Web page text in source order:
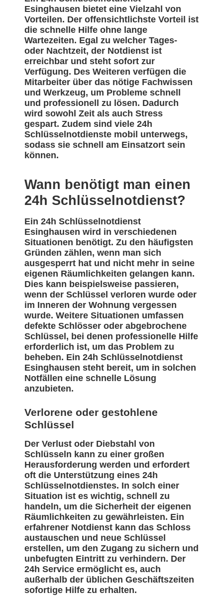
Esinghausen bietet eine Vielzahl von
Vorteilen. Der offensichtlichste Vorteil ist
die schnelle Hilfe ohne lange
Wartezeiten. Egal zu welcher Tages-
oder Nachtzeit, der Notdienst ist
erreichbar und steht sofort zur
Verfügung. Des Weiteren verfügen die
Mitarbeiter über das nötige Fachwissen
und Werkzeug, um Probleme schnell
und professionell zu lösen. Dadurch
wird sowohl Zeit als auch Stress
gespart. Zudem sind viele 24h
Schlüsselnotdienste mobil unterwegs,
sodass sie schnell am Einsatzort sein
können.
Wann benötigt man einen
24h Schlüsselnotdienst?
Ein 24h Schlüsselnotdienst
Esinghausen wird in verschiedenen
Situationen benötigt. Zu den häufigsten
Gründen zählen, wenn man sich
ausgesperrt hat und nicht mehr in seine
eigenen Räumlichkeiten gelangen kann.
Dies kann beispielsweise passieren,
wenn der Schlüssel verloren wurde oder
im Inneren der Wohnung vergessen
wurde. Weitere Situationen umfassen
defekte Schlösser oder abgebrochene
Schlüssel, bei denen professionelle Hilfe
erforderlich ist, um das Problem zu
beheben. Ein 24h Schlüsselnotdienst
Esinghausen steht bereit, um in solchen
Notfällen eine schnelle Lösung
anzubieten.
Verlorene oder gestohlene
Schlüssel
Der Verlust oder Diebstahl von
Schlüsseln kann zu einer großen
Herausforderung werden und erfordert
oft die Unterstützung eines 24h
Schlüsselnotdienstes. In solch einer
Situation ist es wichtig, schnell zu
handeln, um die Sicherheit der eigenen
Räumlichkeiten zu gewährleisten. Ein
erfahrener Notdienst kann das Schloss
austauschen und neue Schlüssel
erstellen, um den Zugang zu sichern und
unbefugten Eintritt zu verhindern. Der
24h Service ermöglicht es, auch
außerhalb der üblichen Geschäftszeiten
sofortige Hilfe zu erhalten.